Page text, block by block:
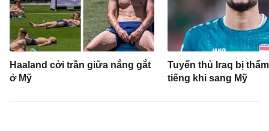
Haaland cởi trần giữa nắng gắt
ở Mỹ
Tuyển thủ Iraq bị
tiếng khi sang Mỹ